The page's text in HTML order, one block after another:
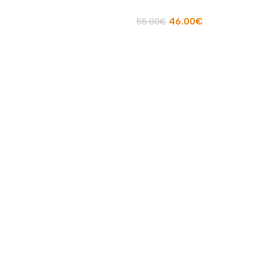
55.00€ 46.00€